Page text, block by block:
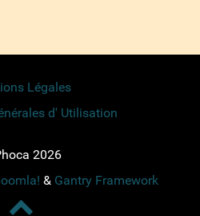
Légales
d' Utilisation
2026
& Gantry Framework